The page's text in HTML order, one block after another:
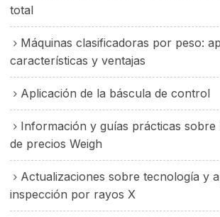
total
Máquinas clasificadoras por peso:
características y ventajas
Aplicación de la báscula de control
Información y guías prácticas sobre
de precios Weigh
Actualizaciones sobre tecnología y
inspección por rayos X